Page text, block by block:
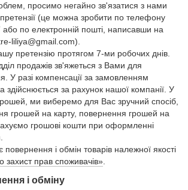
просимо негайно зв'язатися з нами
(це можна зробити по телефону
по електронній пошті, написавши на
liliya@gmail.com).
претензію протягом 7-ми робочих днів.
продажів зв'яжеться з Вами для
У разі компенсації за замовленням
здійснюється за рахунок нашої компанії. У
ми виберемо для Вас зручний спосіб,
грошей на карту, повернення грошей на
грошові кошти при оформленні
повернення і обмін товарів належної якості
захист прав споживачів»
і обміну